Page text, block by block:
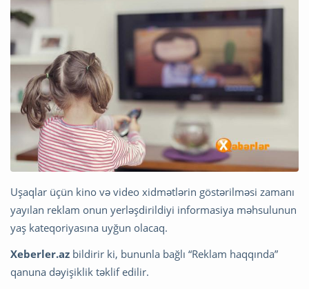
Uşaqlar üçün kino və video xidmətlərin göstərilməsi zamanı
yayılan reklam onun yerləşdirildiyi informasiya məhsulunun
yaş kateqoriyasına uyğun olacaq.
Xeberler.az bildirir ki, bununla bağlı “Reklam haqqında”
qanuna dəyişiklik təklif edilir.